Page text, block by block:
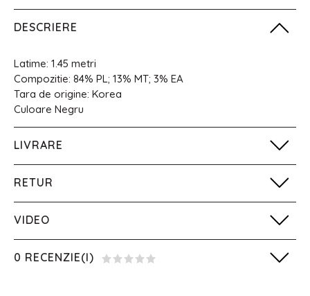
DESCRIERE
Latime: 1.45 metri
Compozitie: 84% PL; 13% MT; 3% EA
Tara de origine: Korea
Culoare Negru
LIVRARE
RETUR
VIDEO
0 RECENZIE(I)